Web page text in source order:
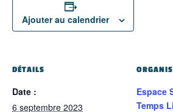
Ajouter au calendrier
DÉTAILS
Date :
6 septembre 2023
Espace
Temps